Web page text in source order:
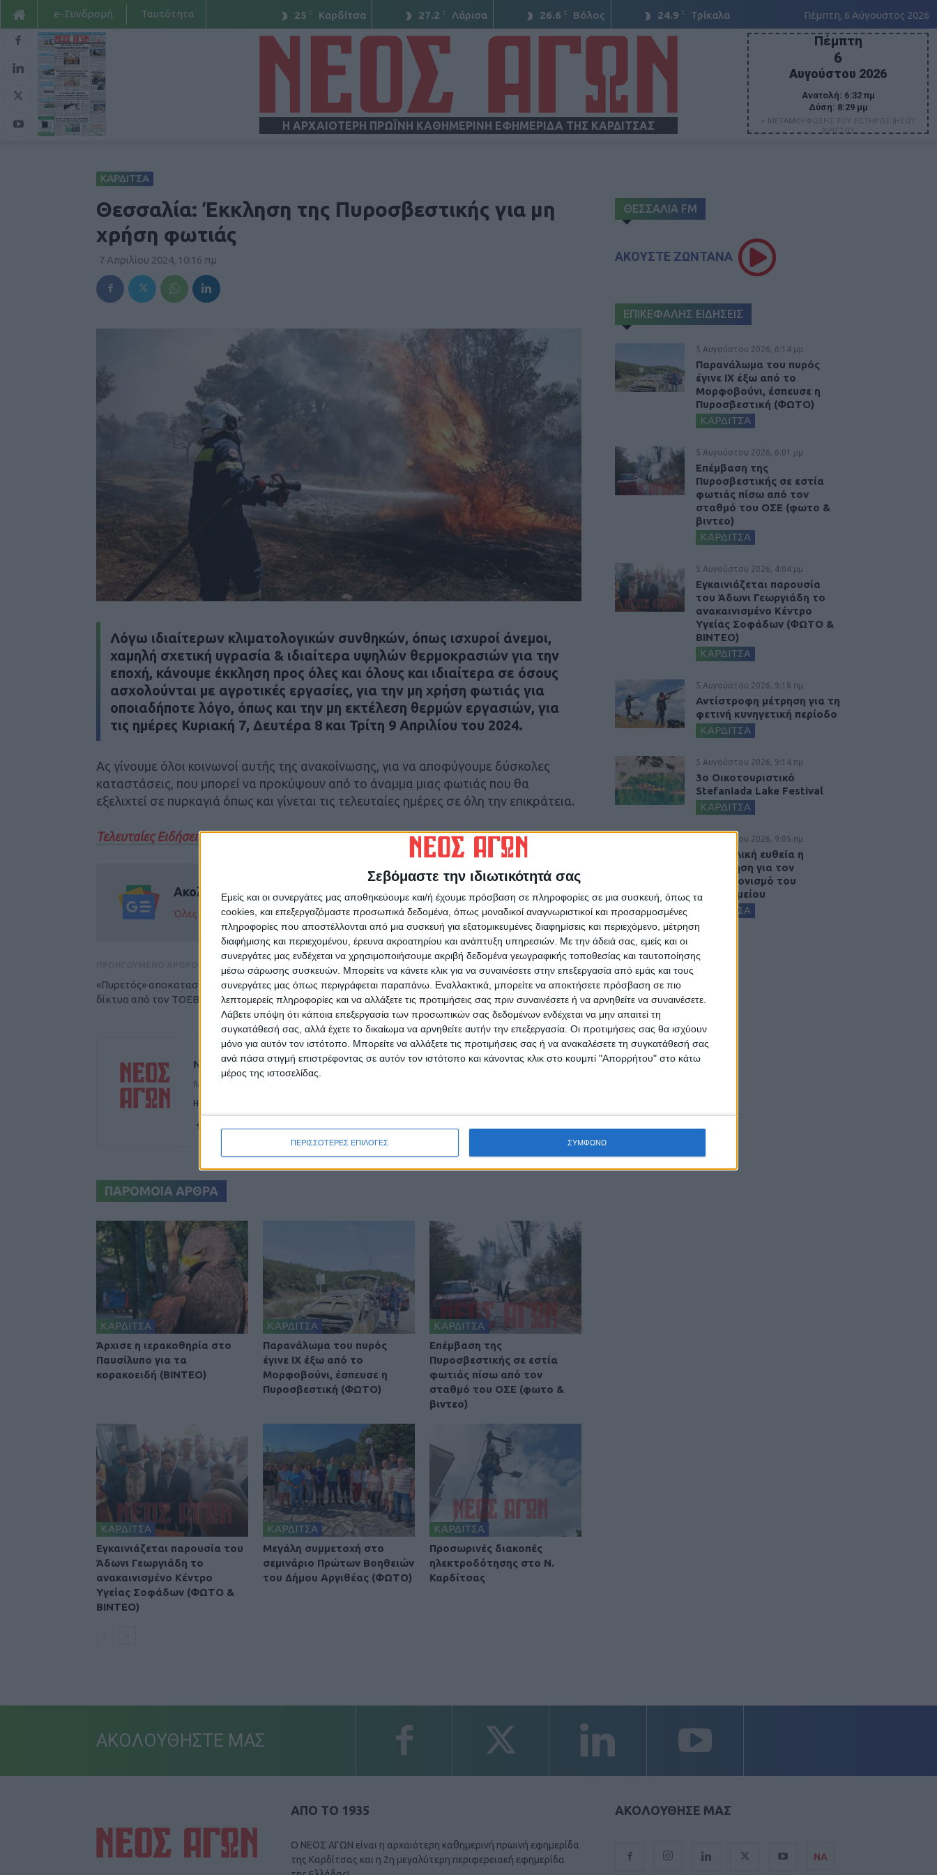
Σεβόμαστε την ιδιωτικότητά σας
Εμείς και οι συνεργάτες μας αποθηκεύουμε και/ή έχουμε πρόσβαση σε πληροφορίες σε μια συσκευή, όπως τα
cookies, και επεξεργαζόμαστε προσωπικά δεδομένα, όπως μοναδικοί αναγνωριστικοί και προσαρμοσμένες
πληροφορίες που αποστέλλονται από μια συσκευή για εξατομικευμένες διαφημίσεις και περιεχόμενο, μέτρηση
διαφήμισης και περιεχομένου, έρευνα ακροατηρίου και ανάπτυξη υπηρεσιών. Με την άδειά σας, εμείς και οι
συνεργάτες μας ενδέχεται να χρησιμοποιήσουμε ακριβή δεδομένα γεωγραφικής τοποθεσίας και ταυτοποίησης
μέσω σάρωσης συσκευών. Μπορείτε να κάνετε κλικ για να συναινέσετε στην επεξεργασία από εμάς και τους
συνεργάτες μας όπως περιγράφεται παραπάνω. Εναλλακτικά, μπορείτε να αποκτήσετε πρόσβαση σε πιο
λεπτομερείς πληροφορίες και να αλλάξετε τις προτιμήσεις σας πριν συναινέσετε ή να αρνηθείτε να συναινέσετε.
Λάβετε υπόψη ότι κάποια επεξεργασία των προσωπικών σας δεδομένων ενδέχεται να μην απαιτεί τη
συγκατάθεσή σας, αλλά έχετε το δικαίωμα να αρνηθείτε αυτήν την επεξεργασία. Οι προτιμήσεις σας θα ισχύουν
μόνο για αυτόν τον ιστότοπο. Μπορείτε να αλλάξετε τις προτιμήσεις σας ή να ανακαλέσετε τη συγκατάθεσή σας
ανά πάσα στιγμή επιστρέφοντας σε αυτόν τον ιστότοπο και κάνοντας κλικ στο κουμπί "Απορρήτου" στο κάτω
μέρος της ιστοσελίδας.
ΠΕΡΙΣΣΟΤΕΡΕΣ ΕΠΙΛΟΓΕΣ ΣΥΜΦΩΝΩ
25 C Καρδίτσα 27.2 C Λάρισα 26.6 C Βόλος 24.9 C Τρίκαλα Πέμπτη, 6 Αύγουστος 2026
e-Συνδρομή Ταυτότητα
Η ΑΡΧΑΙΟΤΕΡΗ ΠΡΩΪΝΗ ΚΑΘΗΜΕΡΙΝΗ ΕΦΗΜΕΡΙΔΑ ΤΗΣ ΚΑΡΔΙΤΣΑΣ
Πέμπτη
6
Αυγούστου 2026
Ανατολή: 6:32 πμ
Δύση: 8:29 μμ
+ ΜΕΤΑΜΟΡΦΩΣΗΣ ΤΟΥ ΣΩΤΗΡΟΣ ΙΗΣΟΥ
ΧΡΙΣΤΟΥ
ΚΑΡΔΙΤΣΑ
Θεσσαλία: Έκκληση της Πυροσβεστικής για μη
χρήση φωτιάς
7 Απριλίου 2024, 10:16 πμ
Λόγω ιδιαίτερων κλιματολογικών συνθηκών, όπως ισχυροί άνεμοι,
χαμηλή σχετική υγρασία & ιδιαίτερα υψηλών θερμοκρασιών για την
εποχή, κάνουμε έκκληση προς όλες και όλους και ιδιαίτερα σε όσους
ασχολούνται με αγροτικές εργασίες, για την μη χρήση φωτιάς για
οποιαδήποτε λόγο, όπως και την μη εκτέλεση θερμών εργασιών, για
τις ημέρες Κυριακή 7, Δευτέρα 8 και Τρίτη 9 Απριλίου του 2024.
Ας γίνουμε όλοι κοινωνοί αυτής της ανακοίνωσης, για να αποφύγουμε δύσκολες
καταστάσεις, που μπορεί να προκύψουν από το άναμμα μιας φωτιάς που θα
εξελιχτεί σε πυρκαγιά όπως και γίνεται τις τελευταίες ημέρες σε όλη την επικράτεια.
Τελευταίες Ειδήσεις Σήμερα
Ακολούθησε την εφημερίδα ΝΕΟΣ ΑΓΩΝ στο Google News!
Όλες οι εξελίξεις στην περιοχή της Καρδίτσας και ευρύτερα της Θεσσαλίας
«Πυρετός» αποκαταστάσεων στο αρδευτικό
δίκτυο από τον ΤΟΕΒ Ταυρωπού (φωτο)
ΕΠΟΜΕΝΟ ΑΡΘΡΟ
Νέα πίστωση ποσών ύψους 2,5 εκ. ευρώ σε
πλημμυροπαθείς
ΝΕΟΣ ΑΓΩΝ
https://neosagon.gr
Η Αρχαιότερη Καθημερινή Πρωινή Εφημερίδα της Καρδίτσας
ΠΑΡΟΜΟΙΑ ΑΡΘΡΑ
ΚΑΡΔΙΤΣΑ
Άρχισε η ιερακοθηρία στο
Παυσίλυπο για τα
κορακοειδή (ΒΙΝΤΕΟ)
ΚΑΡΔΙΤΣΑ
Παρανάλωμα του πυρός
έγινε ΙΧ έξω από το
Μορφοβούνι, έσπευσε η
Πυροσβεστική (ΦΩΤΟ)
ΚΑΡΔΙΤΣΑ
Επέμβαση της
Πυροσβεστικής σε εστία
φωτιάς πίσω από τον
σταθμό του ΟΣΕ (φωτο &
βιντεο)
ΚΑΡΔΙΤΣΑ
Εγκαινιάζεται παρουσία του
Άδωνι Γεωργιάδη το
ανακαινισμένο Κέντρο
Υγείας Σοφάδων (ΦΩΤΟ &
ΒΙΝΤΕΟ)
ΚΑΡΔΙΤΣΑ
Μεγάλη συμμετοχή στο
σεμινάριο Πρώτων Βοηθειών
του Δήμου Αργιθέας (ΦΩΤΟ)
ΚΑΡΔΙΤΣΑ
Προσωρινές διακοπές
ηλεκτροδότησης στο Ν.
Καρδίτσας
ΘΕΣΣΑΛΙΑ FM
ΑΚΟΥΣΤΕ ΖΩΝΤΑΝΑ
ΕΠΙΚΕΦΑΛΗΣ ΕΙΔΗΣΕΙΣ
5 Αυγούστου 2026, 6:14 μμ
Παρανάλωμα του πυρός
έγινε ΙΧ έξω από το
Μορφοβούνι, έσπευσε η
Πυροσβεστική (ΦΩΤΟ)
ΚΑΡΔΙΤΣΑ
5 Αυγούστου 2026, 6:01 μμ
Επέμβαση της
Πυροσβεστικής σε εστία
φωτιάς πίσω από τον
σταθμό του ΟΣΕ (φωτο &
βιντεο)
ΚΑΡΔΙΤΣΑ
5 Αυγούστου 2026, 4:04 μμ
Εγκαινιάζεται παρουσία
του Άδωνι Γεωργιάδη το
ανακαινισμένο Κέντρο
Υγείας Σοφάδων (ΦΩΤΟ &
ΒΙΝΤΕΟ)
ΚΑΡΔΙΤΣΑ
5 Αυγούστου 2026, 9:18 πμ
Αντίστροφη μέτρηση για τη
φετινή κυνηγετική περίοδο
ΚΑΡΔΙΤΣΑ
5 Αυγούστου 2026, 9:14 πμ
3ο Οικοτουριστικό
Stefaniada Lake Festival
ΚΑΡΔΙΤΣΑ
5 Αυγούστου 2026, 9:05 πμ
Στην τελική ευθεία η
πρόσκληση για τον
εκσυγχρονισμό του
Νοσοκομείου
ΚΑΡΔΙΤΣΑ
ΑΚΟΛΟΥΘΗΣΤΕ ΜΑΣ
ΑΠΟ ΤΟ 1935
Ο ΝΕΟΣ ΑΓΩΝ είναι η αρχαιότερη καθημερινή πρωινή εφημερίδα
της Καρδίτσας και η 2η μεγαλύτερη περιφερειακή εφημερίδα
ΑΚΟΛΟΥΘΗΣΕ ΜΑΣ
ΝΑ